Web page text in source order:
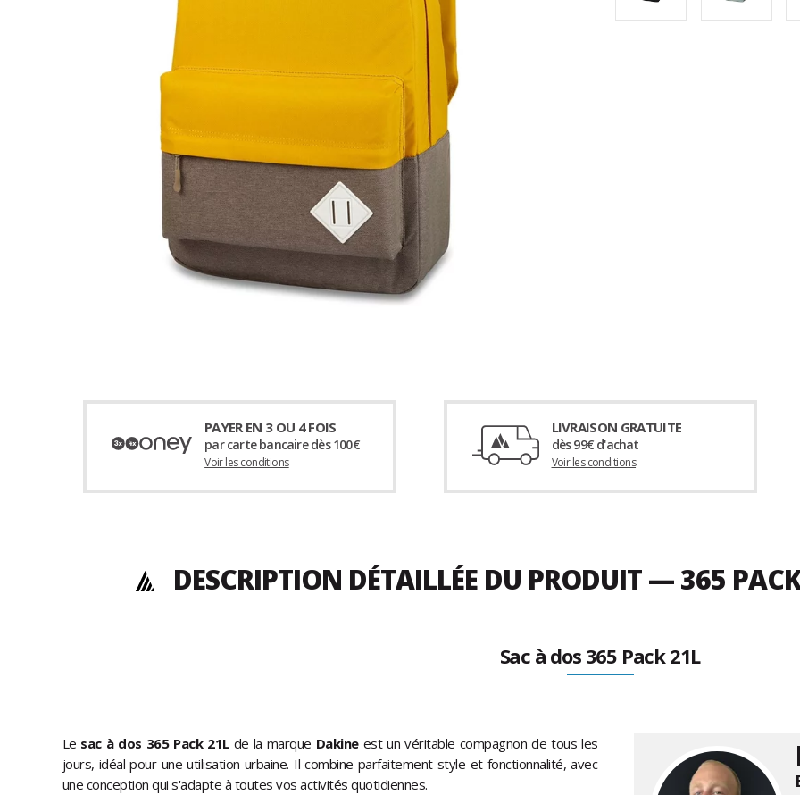
PAYER EN 3 OU 4 FOIS
par carte bancaire dès 100€
Voir les conditions
LIVRAISON GRATUITE
dès 99€ d'achat
Voir les conditions
DESCRIPTION DÉTAILLÉE DU PRODUIT — 365
Sac à dos 365 Pack 21L
Le sac à dos 365 Pack 21Lde la marque Dakineest un véritable compagnon de tous les
jours, idéal pour une utilisation urbaine. Il combine parfaitement style et fonctionnalité, avec
une conception qui s'adapte à toutes vos activités quotidiennes.